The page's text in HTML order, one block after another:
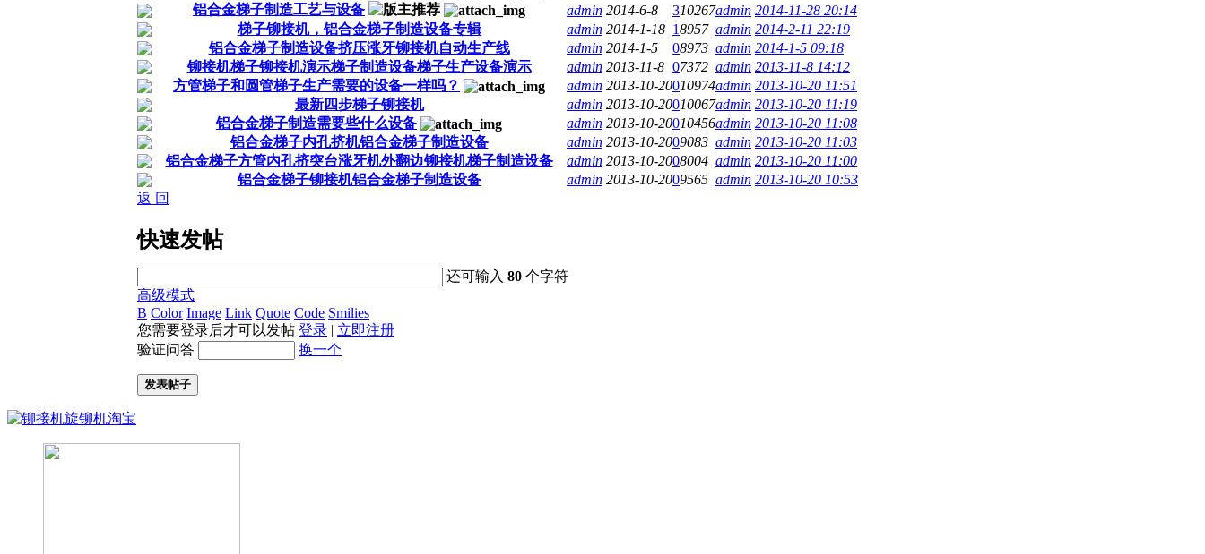
铝合金梯子制造工艺与设备
admin 2014-6-8 310267admin 2014-11-28 20:14
梯子铆接机，铝合金梯子制造设备专辑
admin 2014-1-18 18957 admin 2014-2-11 22:19
铝合金梯子制造设备挤压涨牙铆接机自动生产线
admin 2014-1-5 08973 admin 2014-1-5 09:18
铆接机梯子铆接机演示梯子制造设备梯子生产设备演示
admin 2013-11-8 07372 admin 2013-11-8 14:12
方管梯子和圆管梯子生产需要的设备一样吗？
admin 2013-10-20010974admin 2013-10-20 11:51
最新四步梯子铆接机
admin 2013-10-20010067admin 2013-10-20 11:19
铝合金梯子制造需要些什么设备
admin 2013-10-20010456admin 2013-10-20 11:08
铝合金梯子内孔挤机铝合金梯子制造设备
admin 2013-10-2009083 admin 2013-10-20 11:03
铝合金梯子方管内孔挤突台涨牙机外翻边铆接机梯子制造设备
admin 2013-10-2008004 admin 2013-10-20 11:00
铝合金梯子铆接机铝合金梯子制造设备
admin 2013-10-2009565 admin 2013-10-20 10:53
返 回
快速发帖
还可输入80 个字符
高级模式
B Color Image Link Quote Code Smilies
您需要登录后才可以发帖 登录 | 立即注册
验证问答
换一个
发表帖子